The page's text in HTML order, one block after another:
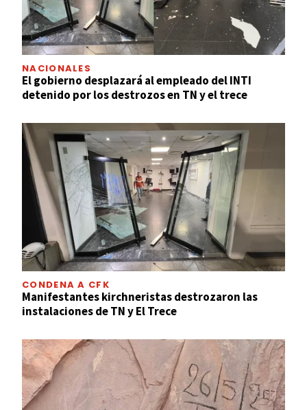
NACIONALES
El gobierno desplazará al empleado del INTI
detenido por los destrozos en TN y el trece
CONDENA A CFK
Manifestantes kirchneristas destrozaron las
instalaciones de TN y El Trece